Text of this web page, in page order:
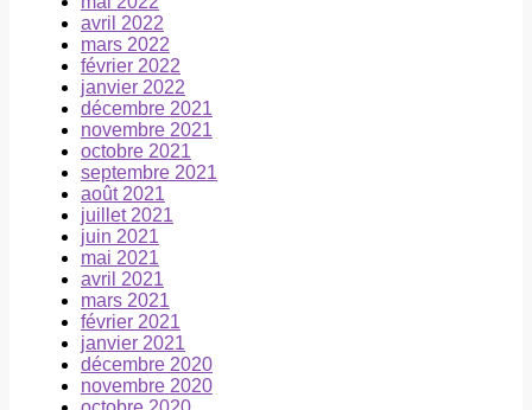
avril 2022
mars 2022
février 2022
janvier 2022
décembre 2021
novembre 2021
octobre 2021
septembre 2021
août 2021
juillet 2021
juin 2021
mai 2021
avril 2021
mars 2021
février 2021
janvier 2021
décembre 2020
novembre 2020